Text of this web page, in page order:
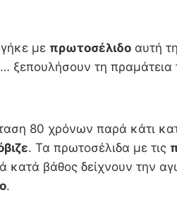
με πρωτοσέλιδο αυτή
ξεπουλήσουν τη πραμάτεια
80 χρόνων παρά κάτι
. Τα πρωτοσέλιδα με τις
κατά βάθος δείχνουν την
.